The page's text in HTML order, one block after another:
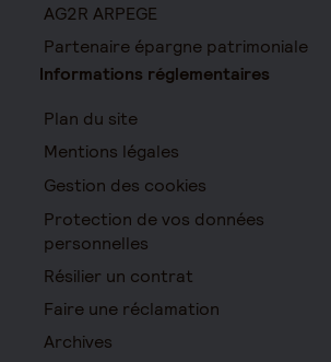
AG2R ARPEGE
Partenaire épargne patrimoniale
Informations réglementaires
Plan du site
Mentions légales
Gestion des cookies
Protection de vos données
personnelles
Résilier un contrat
Faire une réclamation
Archives